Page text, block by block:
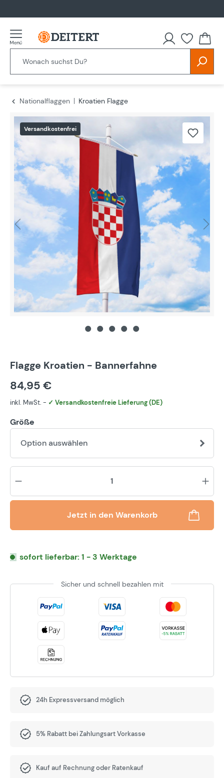
Nationalflaggen
Kroatien Flagge
Bildergalerie überspringen
Versandkostenfrei
Flagge Kroatien - Bannerfahne
84,95 €
inkl. MwSt. - ✓ Versandkostenfreie Lieferung (DE)
Größe
Option auswählen
Jetzt in den Warenkorb
sofort lieferbar: 1 - 3 Werktage
Sicher und schnell bezahlen mit
24h Expressversand möglich
5% Rabatt bei Zahlungsart Vorkasse
Kauf auf Rechnung oder Ratenkauf